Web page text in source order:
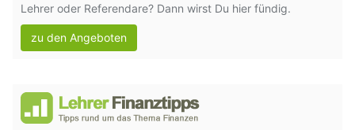
Lehrer oder Referendare? Dann wirst Du hier fündig.
zu den Angeboten